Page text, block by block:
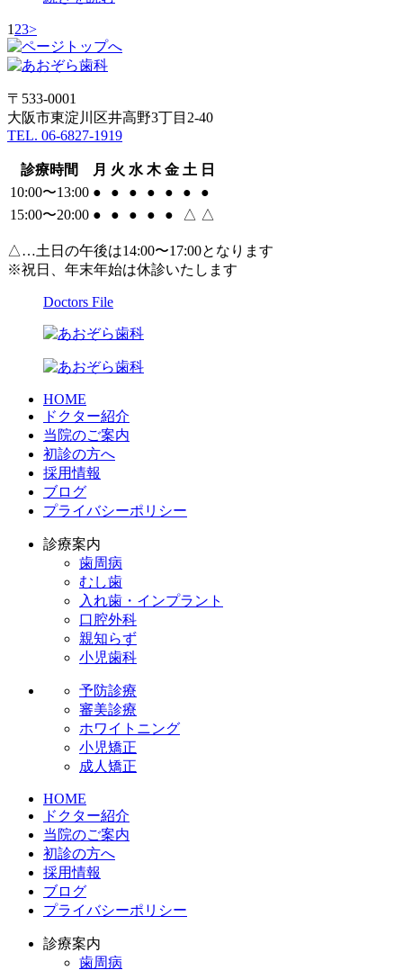
1 23>
〒533-0001
大阪市東淀川区井高野3丁目2-40
TEL. 06-6827-1919
診療時間 月 火 水 木 金 土 日
10:00〜13:00 ● ● ● ● ● ●
●
15:00〜20:00 ● ● ● ● ● △ △
△…土日の午後は14:00〜17:00となります
※祝日、年末年始は休診いたします
Doctors File
HOME
ドクター紹介
当院のご案内
初診の方へ
採用情報
ブログ
プライバシーポリシー
診療案内
歯周病
むし歯
入れ歯・インプラント
口腔外科
親知らず
小児歯科
予防診療
審美診療
ホワイトニング
小児矯正
成人矯正
HOME
ドクター紹介
当院のご案内
初診の方へ
採用情報
ブログ
プライバシーポリシー
診療案内
歯周病